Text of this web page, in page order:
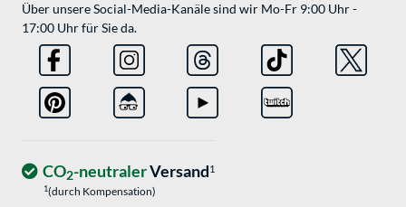
Über unsere Social-Media-Kanäle sind wir Mo-Fr 9:00 Uhr -
17:00 Uhr für Sie da.
CO2-neutralerVersand1
1(durch Kompensation)